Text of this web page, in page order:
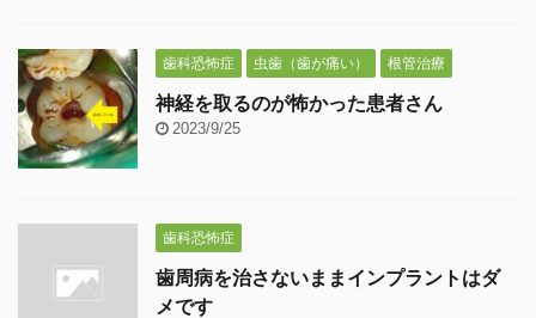
歯科恐怖症 虫歯（歯が痛い） 根管治療
神経を取るのが怖かった患者さん
2023/9/25
歯科恐怖症
歯周病を治さないままインプラントはダ
メです